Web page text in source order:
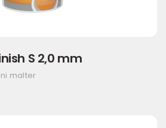
S 2,0 mm
malter